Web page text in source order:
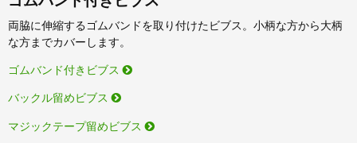
両脇に伸縮するゴムバンドを取り付けたビブス。小柄な方から大柄
な方までカバーします。
ゴムバンド付きビブス
バックル留めビブス
マジックテープ留めビブス